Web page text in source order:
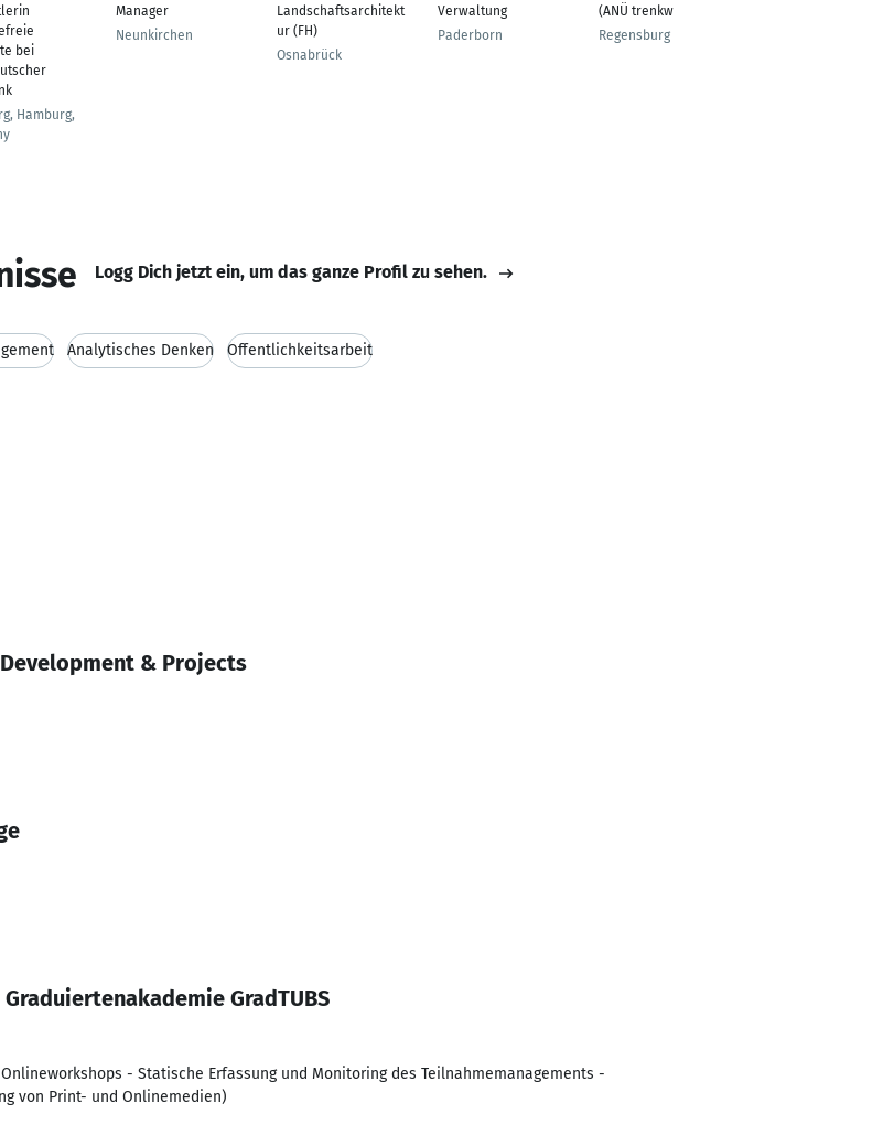
bei
Hamburg,
Manager
Neunkirchen
Landschaftsarchitekt
ur (FH)
Osnabrück
Verwaltung
Paderborn
(ANÜ trenkwalder)
Regensburg
Logg Dich jetzt ein, um das ganze Profil zu sehen.
Analytisches Denken Öffentlichkeitsarbeit
& Projects
GradTUBS
- Statische Erfassung und Monitoring des Teilnahmemanagements -
von Print- und Onlinemedien)